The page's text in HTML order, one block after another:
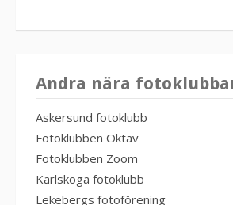
Andra nära
Askersund fotoklubb
Fotoklubben Oktav
Fotoklubben Zoom
Karlskoga fotoklubb
Lekebergs fotoförening